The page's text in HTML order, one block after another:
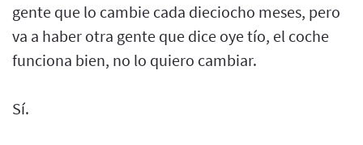
gente que lo cambie cada dieciocho meses, pero
va a haber otra gente que dice oye tío, el coche
funciona bien, no lo quiero cambiar.
Sí.